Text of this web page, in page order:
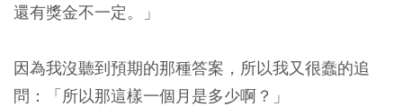
還有獎金不一定。」
因為我沒聽到預期的那種答案，所以我又很蠢的追
問：「所以那這樣一個月是多少啊？」